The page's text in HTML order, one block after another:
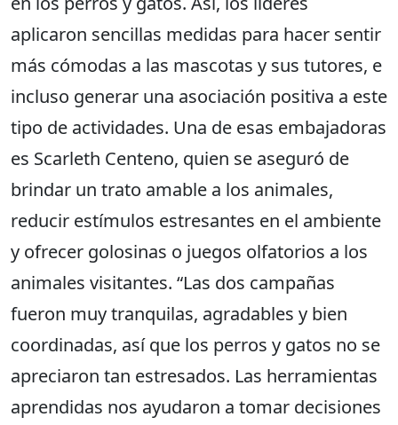
aplicaron sencillas medidas para hacer sentir
más cómodas a las mascotas y sus tutores, e
incluso generar una asociación positiva a este
tipo de actividades. Una de esas embajadoras
es Scarleth Centeno, quien se aseguró de
brindar un trato amable a los animales,
reducir estímulos estresantes en el ambiente
y ofrecer golosinas o juegos olfatorios a los
animales visitantes. “Las dos campañas
fueron muy tranquilas, agradables y bien
coordinadas, así que los perros y gatos no se
apreciaron tan estresados. Las herramientas
aprendidas nos ayudaron a tomar decisiones